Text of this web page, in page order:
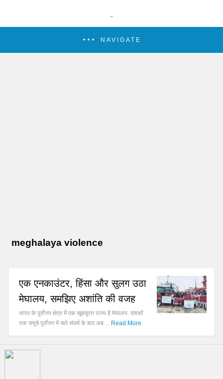
NAVIGATE
meghalaya violence
एक एनकाउंटर, हिंसा और सुलग उठा
मेघालय, समझिए अशांति की वजह
भारत के पूर्वोत्तर क्षेत्र में एक खूबसूरत राज्य है मेघालय. दशकों
तक समूचे पूर्वोत्तर में चले संघर्ष के बाद अब… Read More